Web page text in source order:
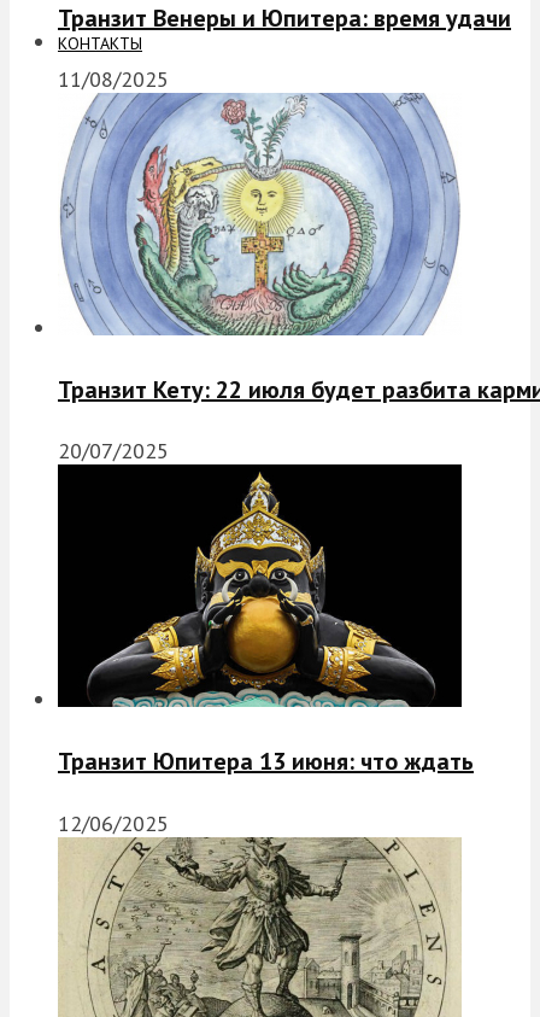
КОНТАКТЫ
Транзит Венеры и Юпитера: время удачи
11/08/2025
Транзит Кету: 22 июля будет разбита
20/07/2025
Транзит Юпитера 13 июня: что ждать
12/06/2025